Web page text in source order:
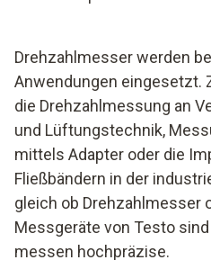
Drehzahlmesser werden
Anwendungen eingesetzt.
die Drehzahlmessung an
und Lüftungstechnik,
mittels Adapter oder die
Fließbändern in der
gleich ob Drehzahlmesser
Messgeräte von Testo
messen hochpräzise.